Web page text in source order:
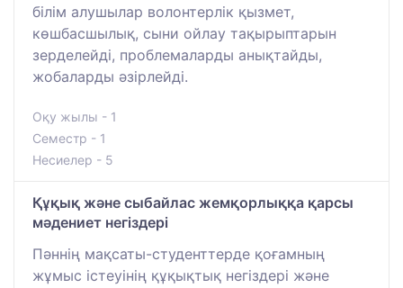
білім алушылар волонтерлік қызмет,
көшбасшылық, сыни ойлау тақырыптарын
зерделейді, проблемаларды анықтайды,
жобаларды әзірлейді.
Оқу жылы - 1
Семестр - 1
Несиелер - 5
Құқық және сыбайлас жемқорлыққа қарсы
мәдениет негіздері
Пәннің мақсаты-студенттерде қоғамның
жұмыс істеуінің құқықтық негіздері және